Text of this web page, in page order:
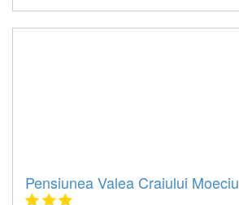
Pensiunea Valea Craiului Moeciu